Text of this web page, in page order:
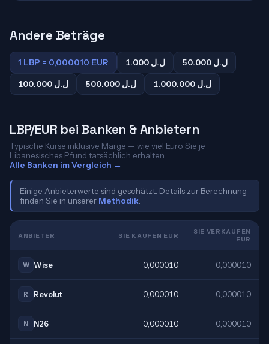
Andere Beträge
1 LBP = 0,000010 EUR 1.000 ل.ل
50.000 ل.ل
100.000 ل.ل
500.000 ل.ل 1.000.000 ل.ل
LBP/EUR bei Banken & Anbietern
Typische Kurse inklusive Marge — wie viel Euro Sie je
Libanesisches Pfund tatsächlich erhalten.
Alle Banken im Vergleich →
Einige Anbieterwerte sind geschätzt. Details zur Berechnung
finden Sie in unserer Methodik
ANBIETER SIE KAUFEN EUR
SIE VERKAUFEN
EUR
W Wise 0,000010 0,000010
R Revolut 0,000010 0,000010
N N26 0,000010 0,000010